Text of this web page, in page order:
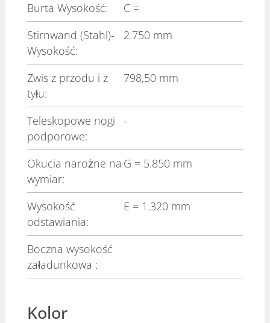
Burta Wysokość:
C =
Stirnwand (Stahl)-
Wysokość:
2.750 mm
Zwis z przodu i z
tyłu:
798,50 mm
Teleskopowe nogi
podporowe:
-
Okucia narożne na
wymiar:
G = 5.850 mm
Wysokość
odstawiania:
E = 1.320 mm
Boczna wysokość
załadunkowa :
Kolor